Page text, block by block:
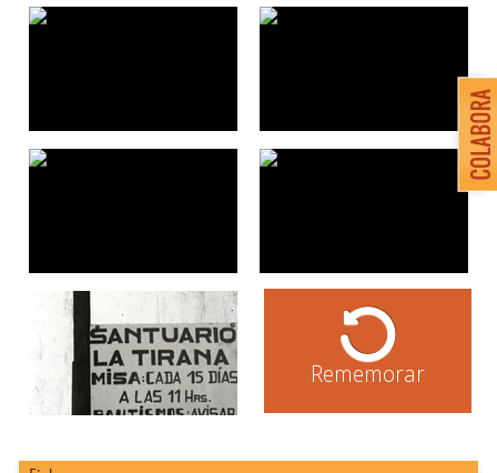
Rememorar